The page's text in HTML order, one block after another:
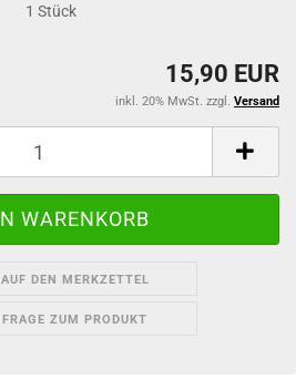
1Stück
15,90 EUR
inkl. 20% MwSt. zzgl. Versand
AUF DEN MERKZETTEL
FRAGE ZUM PRODUKT